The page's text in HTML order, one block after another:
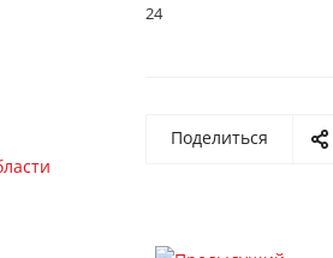
24
Поделиться